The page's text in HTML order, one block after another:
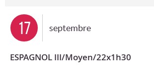
17 septembre
ESPAGNOL III/Moyen/22x1h30